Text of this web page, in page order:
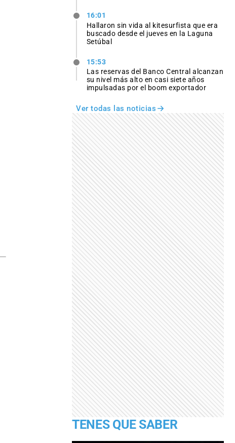
16:01
Hallaron sin vida al kitesurfista que era
buscado desde el jueves en la Laguna
Setúbal
15:53
Las reservas del Banco Central alcanzan
su nivel más alto en casi siete años
impulsadas por el boom exportador
Ver todas las noticias
TENES QUE SABER